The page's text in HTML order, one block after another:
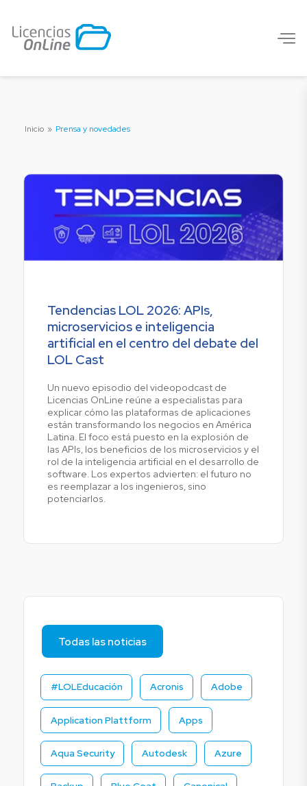
Inicio » Prensa y novedades
Todas las noticias
#LOLEducación Acronis Adobe
Application Plattform Apps
Aqua Security Autodesk Azure
Tendencias LOL 2026: APIs,
microservicios e inteligencia
artificial en el centro del debate del
LOL Cast
Un nuevo episodio del videopodcast de
Licencias OnLine reúne a especialistas para
explicar cómo las plataformas de aplicaciones
están transformando los negocios en América
Latina. El foco está puesto en la explosión de
las APIs, los beneficios de los microservicios y el
rol de la inteligencia artificial en el desarrollo de
software. Los expertos advierten: el futuro no
es reemplazar a los ingenieros, sino
potenciarlos.